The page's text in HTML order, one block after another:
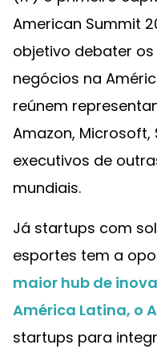
American Summit
objetivo debater
negócios na
reúnem
Amazon, Microsoft,
executivos de
mundiais.
Já startups com
esportes tem a
maior hub de
América Latina, o
startups para